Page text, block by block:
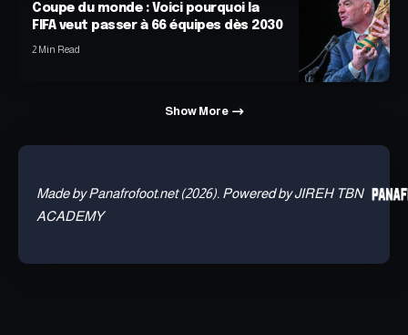
Coupe du monde : Voici pourquoi la
FIFA veut passer à 66 équipes dès 2030
2 Min Read
Show More
Made by Panafrofoot.net (2026). Powered by JIREH TBN
ACADEMY